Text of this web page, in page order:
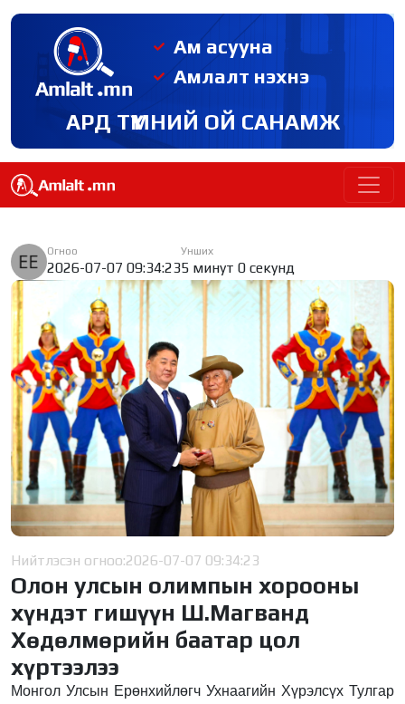
Ам асууна
Амлалт нэхнэ
АРД ТҮМНИЙ ОЙ САНАМЖ
Огноо
2026-07-07 09:34:23
Унших
5 минут 0 секунд
Нийтлэсэн огноо:2026-07-07 09:34:23
Олон улсын олимпын хорооны
хүндэт гишүүн Ш.Магванд
Хөдөлмөрийн баатар цол
хүртээлээ
Монгол Улсын Ерөнхийлөгч Ухнаагийн Хүрэлсүх Тулгар